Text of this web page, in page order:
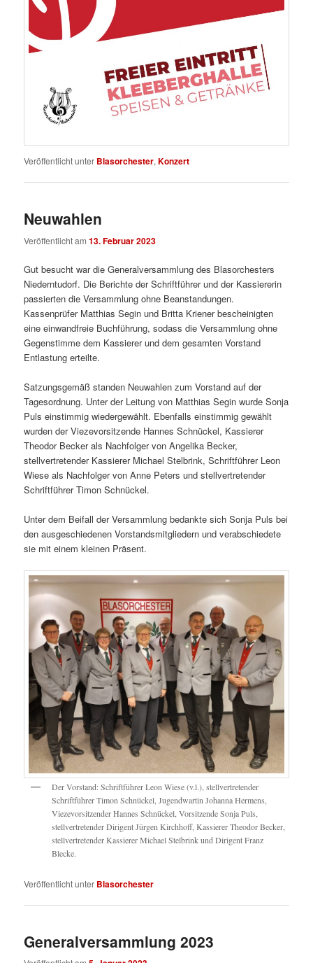
Veröffentlicht unter Blasorchester,Konzert
Neuwahlen
Veröffentlicht am13. Februar 2023
Gut besucht war die Generalversammlung des Blasorchesters
Niederntudorf. Die Berichte der Schriftführer und der Kassiererin
passierten die Versammlung ohne Beanstandungen.
Kassenprüfer Matthias Segin und Britta Kriener bescheinigten
eine einwandfreie Buchführung, sodass die Versammlung ohne
Gegenstimme dem Kassierer und dem gesamten Vorstand
Entlastung erteilte.
Satzungsgemäß standen Neuwahlen zum Vorstand auf der
Tagesordnung. Unter der Leitung von Matthias Segin wurde Sonja
Puls einstimmig wiedergewählt. Ebenfalls einstimmig gewählt
wurden der Viezevorsitzende Hannes Schnückel, Kassierer
Theodor Becker als Nachfolger von Angelika Becker,
stellvertretender Kassierer Michael Stelbrink, Schriftführer Leon
Wiese als Nachfolger von Anne Peters und stellvertretender
Schriftführer Timon Schnückel.
Unter dem Beifall der Versammlung bedankte sich Sonja Puls bei
den ausgeschiedenen Vorstandsmitgliedern und verabschiedete
sie mit einem kleinen Präsent.
Der Vorstand: Schriftführer Leon Wiese (v.l.), stellvertretender
Schriftführer Timon Schnückel, Jugendwartin Johanna Hermens,
Viezevorsitzender Hannes Schnückel, Vorsitzende Sonja Puls,
stellvertretender Dirigent Jürgen Kirchhoff, Kassierer Theodor Becker,
stellvertretender Kassierer Michael Stelbrink und Dirigent Franz
Blecke.
Veröffentlicht unter Blasorchester
Generalversammlung 2023